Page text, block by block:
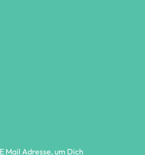
Mail Adresse, um Dich